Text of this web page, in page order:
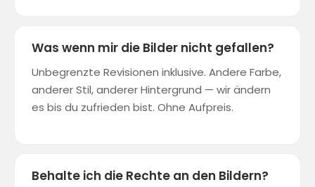
Was wenn mir die Bilder nicht gefallen?
Unbegrenzte Revisionen inklusive. Andere Farbe,
anderer Stil, anderer Hintergrund — wir ändern
es bis du zufrieden bist. Ohne Aufpreis.
Behalte ich die Rechte an den Bildern?